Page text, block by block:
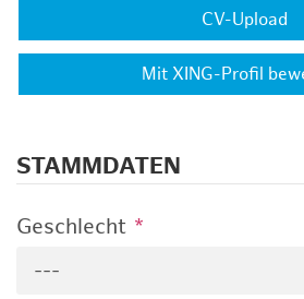
CV-Upload
Mit XING-Profil
STAMMDATEN
Geschlecht *
---